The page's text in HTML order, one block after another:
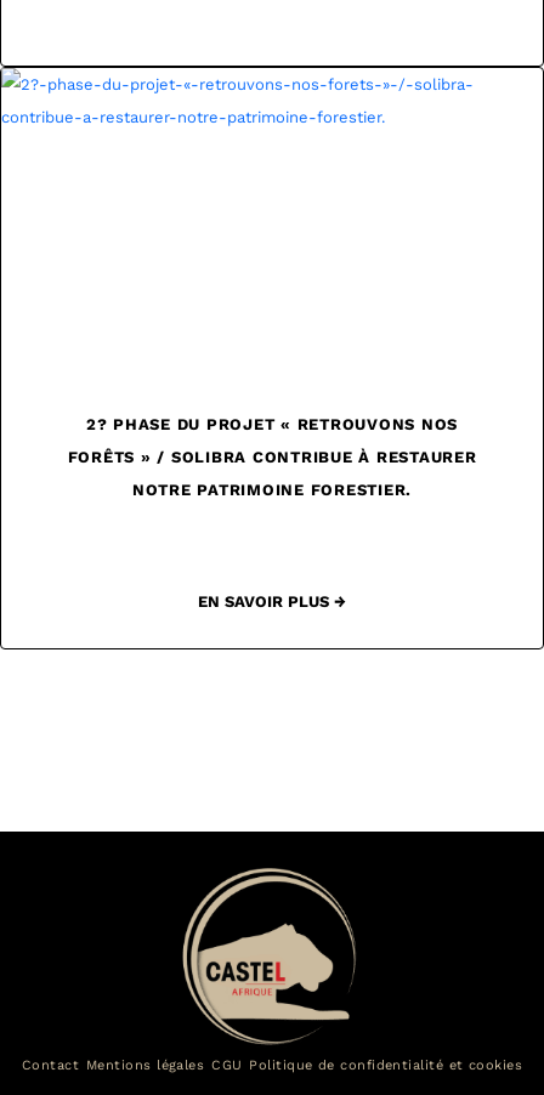
2? PHASE DU PROJET « RETROUVONS NOS
FORÊTS » / SOLIBRA CONTRIBUE À RESTAURER
NOTRE PATRIMOINE FORESTIER.
EN SAVOIR PLUS →
Contact Mentions légales CGU Politique de confidentialité et cookies